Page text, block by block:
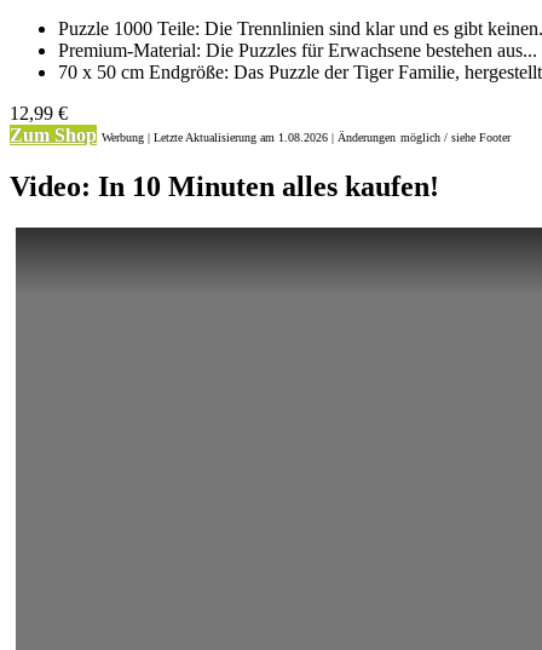
Puzzle 1000 Teile: Die Trennlinien sind klar und es gibt
Premium-Material: Die Puzzles für Erwachsene bestehen aus...
70 x 50 cm Endgröße: Das Puzzle der Tiger Familie,
12,99 €
Zum Shop Werbung | Letzte Aktualisierung am 1.08.2026 | Änderungen möglich / siehe Footer
Video: In 10 Minuten alles kaufen!